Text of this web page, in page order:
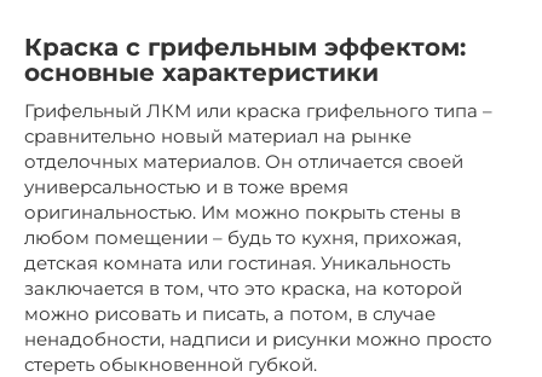
Краска с грифельным эффектом:
основные характеристики
Грифельный ЛКМ или краска грифельного типа –
сравнительно новый материал на рынке
отделочных материалов. Он отличается своей
универсальностью и в тоже время
оригинальностью. Им можно покрыть стены в
любом помещении – будь то кухня, прихожая,
детская комната или гостиная. Уникальность
заключается в том, что это краска, на которой
можно рисовать и писать, а потом, в случае
ненадобности, надписи и рисунки можно просто
стереть обыкновенной губкой.